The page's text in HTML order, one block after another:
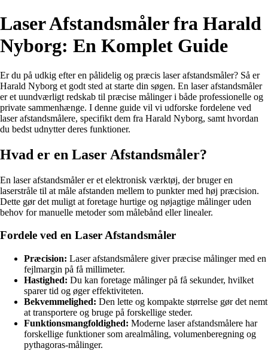
Laser Afstandsmåler fra Harald
Nyborg: En Komplet Guide
Er du på udkig efter en pålidelig og præcis laser afstandsmåler? Så er
Harald Nyborg et godt sted at starte din søgen. En laser afstandsmåler
er et uundværligt redskab til præcise målinger i både professionelle og
private sammenhænge. I denne guide vil vi udforske fordelene ved
laser afstandsmålere, specifikt dem fra Harald Nyborg, samt hvordan
du bedst udnytter deres funktioner.
Hvad er en Laser Afstandsmåler?
En laser afstandsmåler er et elektronisk værktøj, der bruger en
laserstråle til at måle afstanden mellem to punkter med høj præcision.
Dette gør det muligt at foretage hurtige og nøjagtige målinger uden
behov for manuelle metoder som målebånd eller linealer.
Fordele ved en Laser Afstandsmåler
Præcision: Laser afstandsmålere giver præcise målinger med en
fejlmargin på få millimeter.
Hastighed: Du kan foretage målinger på få sekunder, hvilket
sparer tid og øger effektiviteten.
Bekvemmelighed: Den lette og kompakte størrelse gør det nemt
at transportere og bruge på forskellige steder.
Funktionsmangfoldighed: Moderne laser afstandsmålere har
forskellige funktioner som arealmåling, volumenberegning og
pythagoras-målinger.